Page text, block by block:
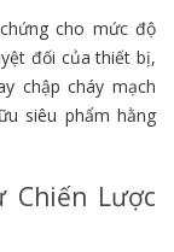
cho mức độ
đối của thiết bị,
chập cháy mạch
siêu phẩm hằng
Chiến Lược